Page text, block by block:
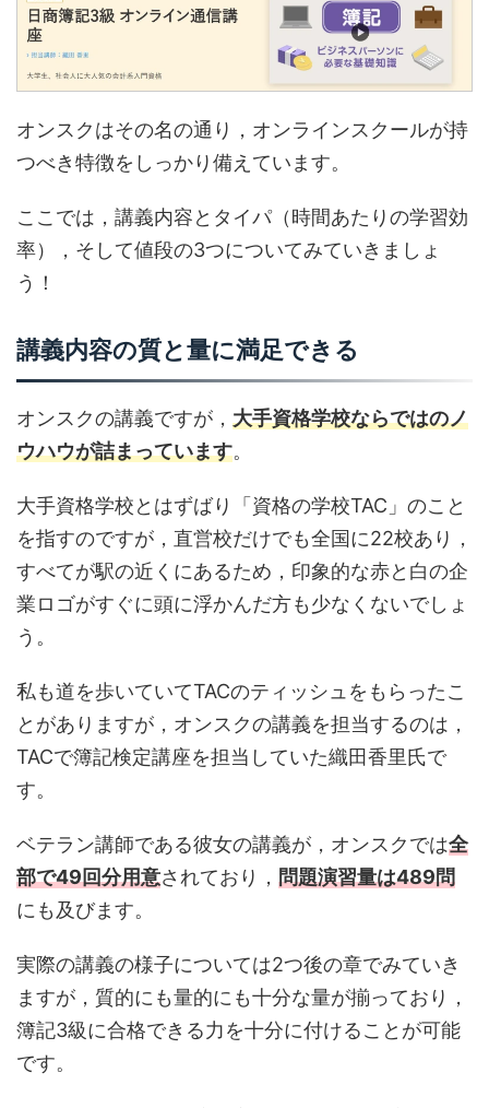
オンスクはその名の通り，オンラインスクールが持
つべき特徴をしっかり備えています。
ここでは，講義内容とタイパ（時間あたりの学習効
率），そして値段の3つについてみていきましょ
う！
講義内容の質と量に満足できる
オンスクの講義ですが， 大手資格学校ならではのノ
ウハウが詰まっています。
大手資格学校とはずばり「資格の学校TAC」のこと
を指すのですが，直営校だけでも全国に22校あり，
すべてが駅の近くにあるため，印象的な赤と白の企
業ロゴがすぐに頭に浮かんだ方も少なくないでしょ
う。
私も道を歩いていてTACのティッシュをもらったこ
とがありますが，オンスクの講義を担当するのは，
TACで簿記検定講座を担当していた織田香里氏で
す。
ベテラン講師である彼女の講義が，オンスクでは全
部で49回分用意されており， 問題演習量は489問
にも及びます。
実際の講義の様子については2つ後の章でみていき
ますが，質的にも量的にも十分な量が揃っており，
簿記3級に合格できる力を十分に付けることが可能
です。